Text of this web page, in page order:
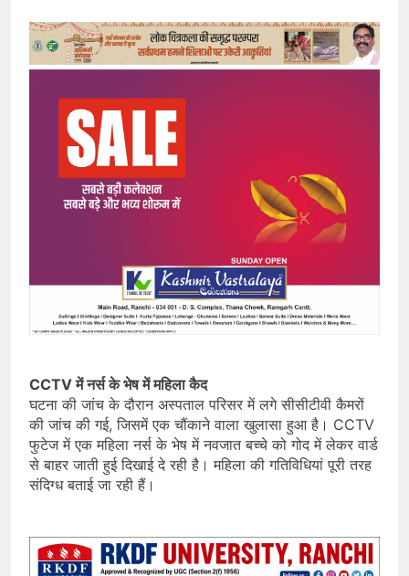
CCTV में नर्स के भेष में महिला कैद
घटना की जांच के दौरान अस्पताल परिसर में लगे सीसीटीवी कैमरों
की जांच की गई, जिसमें एक चौंकाने वाला खुलासा हुआ है। CCTV
फुटेज में एक महिला नर्स के भेष में नवजात बच्चे को गोद में लेकर वार्ड
से बाहर जाती हुई दिखाई दे रही है। महिला की गतिविधियां पूरी तरह
संदिग्ध बताई जा रही हैं।